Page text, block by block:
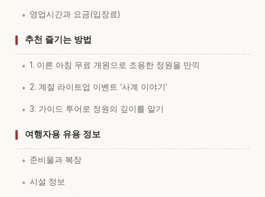
영업시간과 요금(입장료)
추천 즐기는 방법
1. 이른 아침 무료 개원으로 조용한 정원을 만끽
2. 계절 라이트업 이벤트 ‘사계 이야기’
3. 가이드 투어로 정원의 깊이를 알기
여행자용 유용 정보
준비물과 복장
시설 정보